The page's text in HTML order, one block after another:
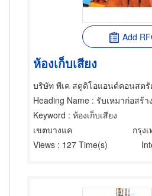
Add
ห้องเก็บเสียง
บริษัท พีเค สตูดิโอแอนด์คอนสต
Heading Name : รับเหมาก่อสร้า
Keyword : ห้องเก็บเสียง
เขตบางแค
กรุง
Views : 127 Time(s)